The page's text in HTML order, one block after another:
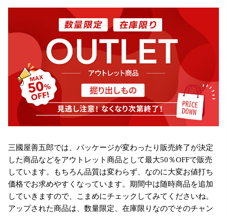
三國屋善五郎では、パッケージが変わったり販売終了が決定
した商品などをアウトレット商品として最大50％OFFで販売
しています。もちろん品質は変わらず、なのに大変お値打ち
価格でお求めやすくなっています。期間中は随時商品を追加
していきますので、こまめにチェックしてみてくださいね。
アップされた商品は、数量限定、在庫限りなのでそのチャン